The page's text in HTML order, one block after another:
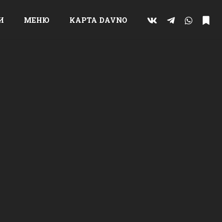
МЕНЮ КАРТА DAVNO